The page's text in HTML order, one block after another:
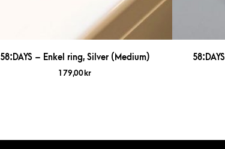
58:DAYS – Enkel ring, Silver (Medium)
179,00 kr